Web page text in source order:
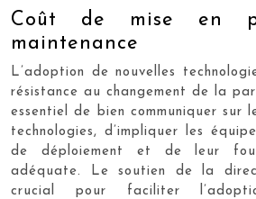
Coût de mise en
maintenance
L’adoption de nouvelles
résistance au changement de la
essentiel de bien communiquer sur
technologies, d’impliquer les
de déploiement et de leur
adéquate. Le soutien de la
crucial pour faciliter